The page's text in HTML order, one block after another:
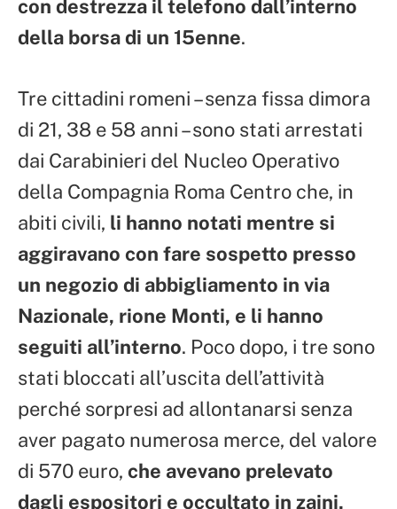
con destrezza il telefono dall’interno
della borsa di un 15enne.
Tre cittadini romeni – senza fissa dimora
di 21, 38 e 58 anni – sono stati arrestati
dai Carabinieri del Nucleo Operativo
della Compagnia Roma Centro che, in
abiti civili, li hanno notati mentre si
aggiravano con fare sospetto presso
un negozio di abbigliamento in via
Nazionale, rione Monti, e li hanno
seguiti all’interno. Poco dopo, i tre sono
stati bloccati all’uscita dell’attività
perché sorpresi ad allontanarsi senza
aver pagato numerosa merce, del valore
di 570 euro, che avevano prelevato
dagli espositori e occultato in zaini,